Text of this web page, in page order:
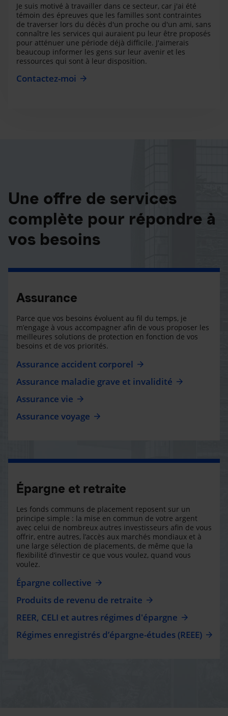
Je suis motivé à travailler dans ce secteur, car j'ai été
témoin des épreuves que les familles sont contraintes
de traverser lors du décès d'un proche ou d'un ami, sans
connaître les services qui auraient pu leur être proposés
pour atténuer une période déjà difficile. J'aimerais
beaucoup informer les gens sur leur avenir et les
ressources qui sont à leur disposition.
Contactez-moi
Une offre de services
complète pour répondre à
vos besoins
Assurance
Parce que vos besoins évoluent au fil du temps, je
m’engage à vous accompagner afin de vous proposer les
meilleures solutions de protection en fonction de vos
besoins et de vos priorités.
Assurance accident corporel
Assurance maladie grave et invalidité
Assurance vie
Assurance voyage
Épargne et retraite
Les fonds communs de placement reposent sur un
principe simple : la mise en commun de votre argent
avec celui de nombreux autres investisseurs afin de vous
offrir, entre autres, l’accès aux marchés mondiaux et à
une large sélection de placements, de même que la
flexibilité d’investir ce que vous voulez, quand vous
voulez.
Épargne collective
Produits de revenu de retraite
REER, CELI et autres régimes d'épargne
Régimes enregistrés d’épargne-études (REEE)